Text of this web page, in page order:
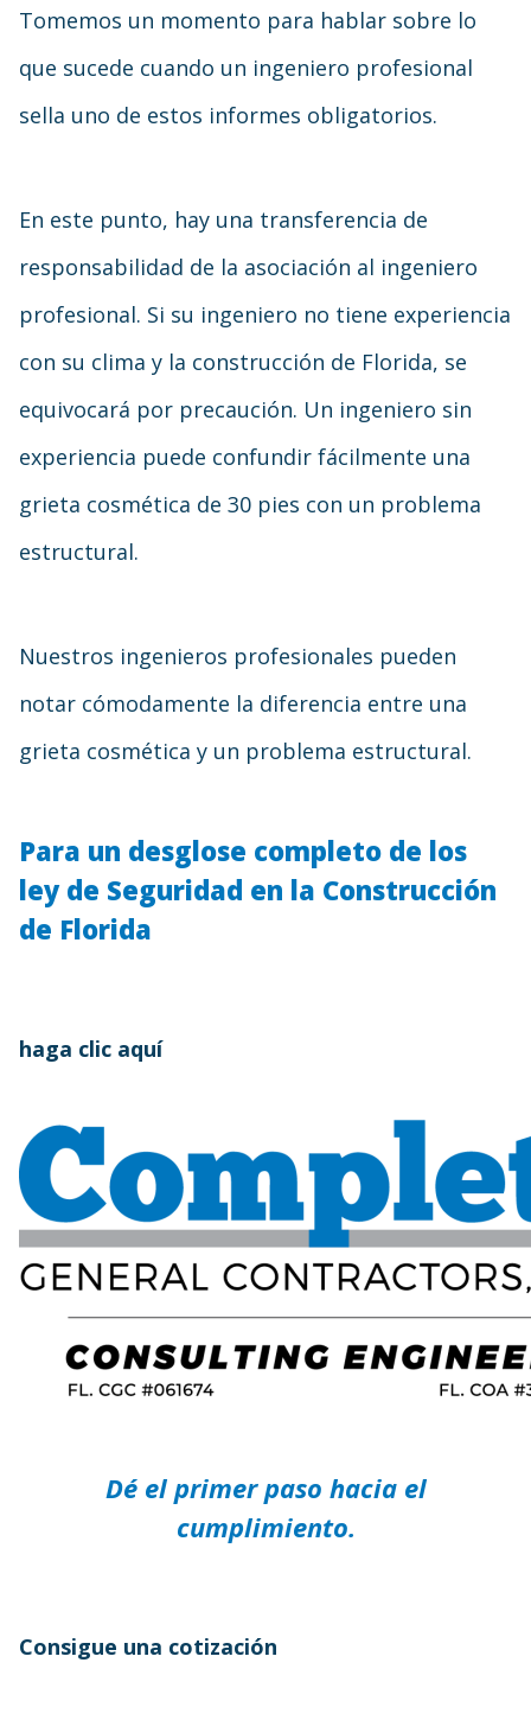
Tomemos un momento para hablar sobre lo
que sucede cuando un ingeniero profesional
sella uno de estos informes obligatorios.
En este punto, hay una transferencia de
responsabilidad de la asociación al ingeniero
profesional. Si su ingeniero no tiene experiencia
con su clima y la construcción de Florida, se
equivocará por precaución. Un ingeniero sin
experiencia puede confundir fácilmente una
grieta cosmética de 30 pies con un problema
estructural.
Nuestros ingenieros profesionales pueden
notar cómodamente la diferencia entre una
grieta cosmética y un problema estructural.
Para un desglose completo de los
ley de Seguridad en la Construcción
de Florida
haga clic aquí
Dé el primer paso hacia el
cumplimiento.
Consigue una cotización